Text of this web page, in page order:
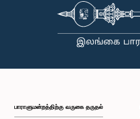
பாராளுமன்றத்திற்கு வருகை தருதல்